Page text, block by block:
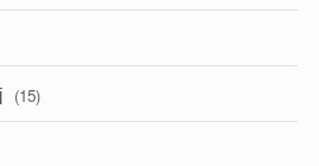
(5)
(7)
(15)